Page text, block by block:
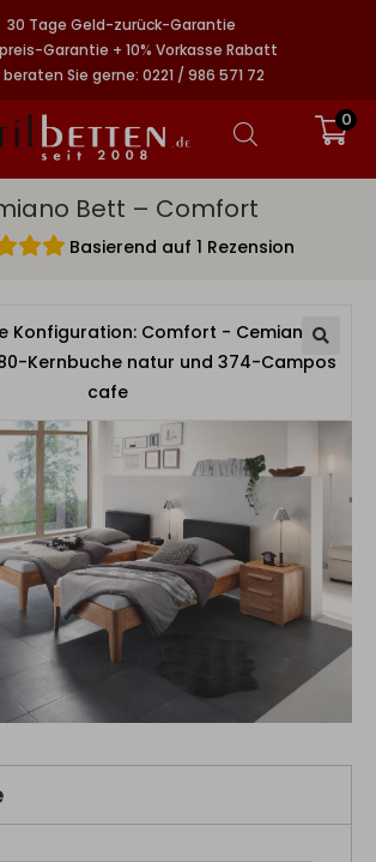
30 Tage Geld-zurück-Garantie
Garantie + 10% Vorkasse Rabatt
beraten Sie gerne: 0221 / 986 571 72
0
Bett – Comfort
Basierend auf 1 Rezension
Konfiguration: Comfort - Cemiano
Kernbuche natur und 374-Campos
cafe